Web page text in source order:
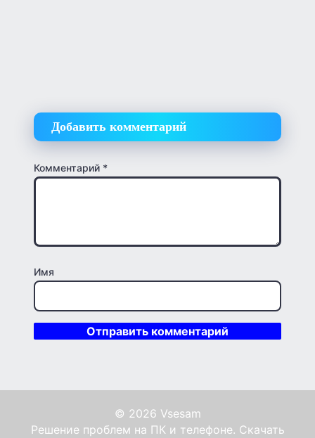
Добавить комментарий
Комментарий *
Имя
© 2026 Vsesam
Решение проблем на ПК и телефоне. Скачать